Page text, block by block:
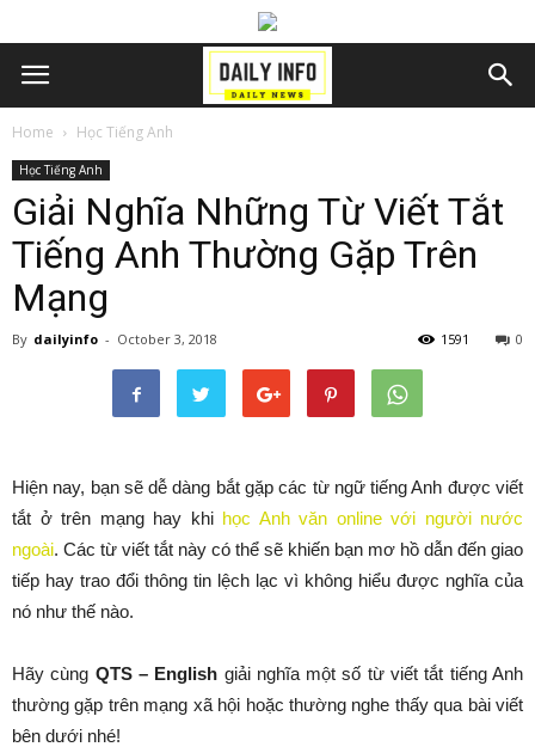
Home Học Tiếng Anh
Học Tiếng Anh
Giải Nghĩa Những Từ Viết Tắt
Tiếng Anh Thường Gặp Trên
Mạng
By dailyinfo - October 3, 2018 0
1591
Hiện nay, bạn sẽ dễ dàng bắt gặp các từ ngữ tiếng Anh được viết
tắt ở trên mạng hay khi học Anh văn online với người nước
ngoài. Các từ viết tắt này có thể sẽ khiến bạn mơ hồ dẫn đến giao
tiếp hay trao đổi thông tin lệch lạc vì không hiểu được nghĩa của
nó như thế nào.
Hãy cùng QTS – English giải nghĩa một số từ viết tắt tiếng Anh
thường gặp trên mạng xã hội hoặc thường nghe thấy qua bài viết
bên dưới nhé!